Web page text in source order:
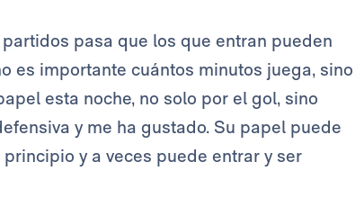
pasa que los que entran pueden
es importante cuántos minutos juega, sino
esta noche, no solo por el gol, sino
y me ha gustado. Su papel puede
y a veces puede entrar y ser